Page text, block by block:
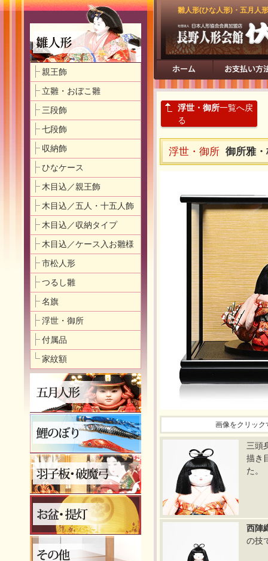
雛人形(ひな人形)・五月人
浮世・御所一覧へ戻
る
浮世・御所 御所雅
画像をクリック
三頭
描き
た。
西陣
の技
親王飾
立雛・おぼこ雛
三段飾
七段飾
収納飾
ひなケース
木目込／親王飾
木目込／五人・十五人飾
木目込／収納タイプ
木目込／ケース入お雛様
市松人形
つるし雛
名旗
浮世・御所
付属品
家紋額